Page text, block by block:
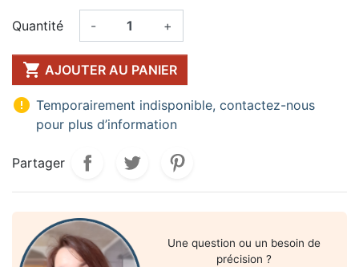
Quantité - +
 AJOUTER AU PANIER
 Temporairement indisponible, contactez-nous
pour plus d’information
Partager
Une question ou un besoin de
précision ?